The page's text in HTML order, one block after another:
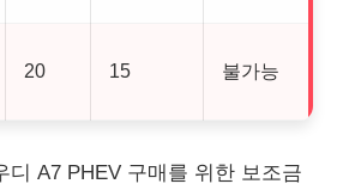
20 15 불가능
디 A7 PHEV 구매를 위한 보조금